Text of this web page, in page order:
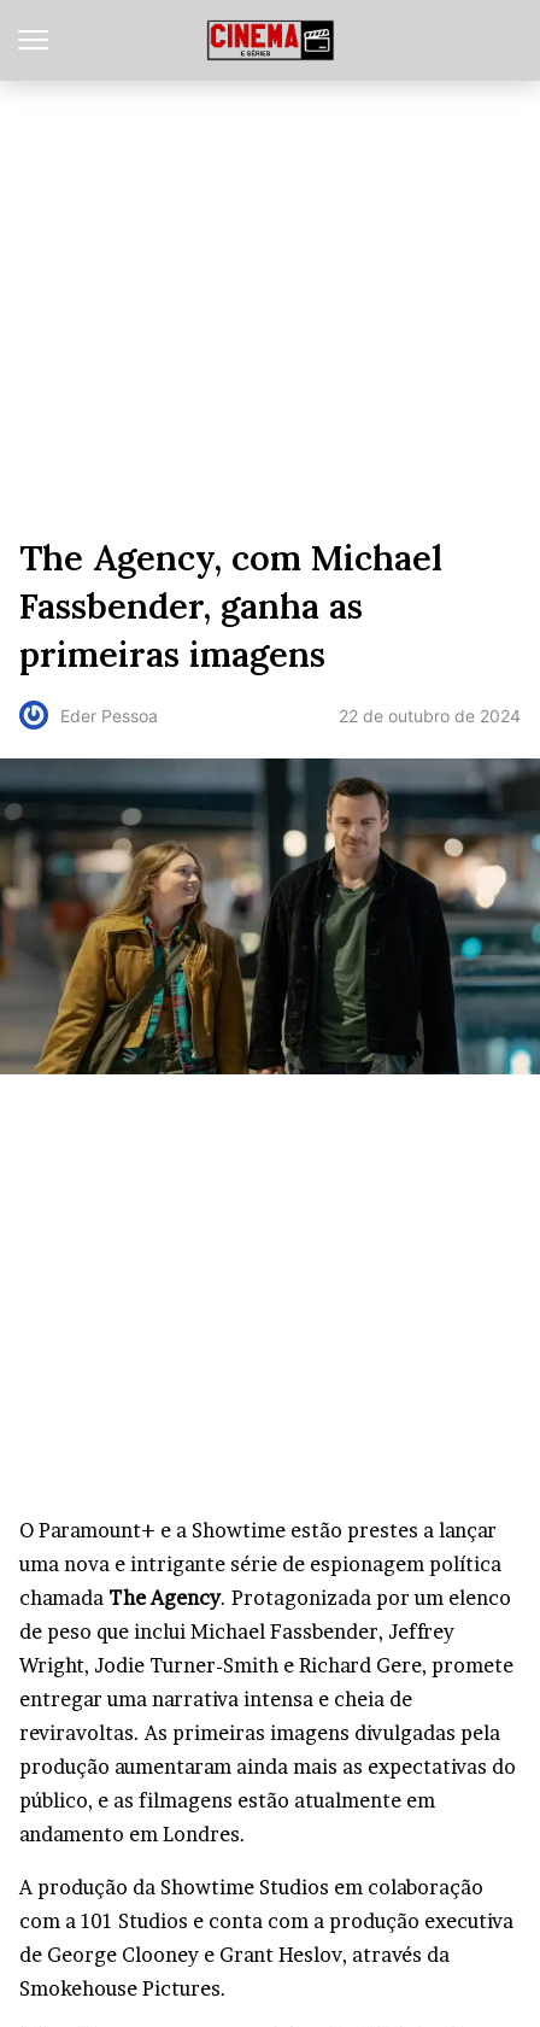
The Agency, com Michael
Fassbender, ganha as
primeiras imagens
Eder Pessoa 22 de outubro de 2024
O Paramount+ e a Showtime estão prestes a lançar
uma nova e intrigante série de espionagem política
chamada The Agency. Protagonizada por um elenco
de peso que inclui Michael Fassbender, Jeffrey
Wright, Jodie Turner-Smith e Richard Gere, promete
entregar uma narrativa intensa e cheia de
reviravoltas. As primeiras imagens divulgadas pela
produção aumentaram ainda mais as expectativas do
público, e as filmagens estão atualmente em
andamento em Londres.
A produção da Showtime Studios em colaboração
com a 101 Studios e conta com a produção executiva
de George Clooney e Grant Heslov, através da
Smokehouse Pictures.